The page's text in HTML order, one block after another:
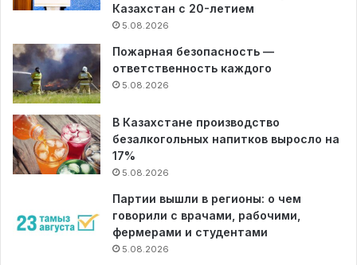
Казахстан с 20-летием
5.08.2026
Пожарная безопасность —
ответственность каждого
5.08.2026
В Казахстане производство
безалкогольных напитков выросло на
17%
5.08.2026
Партии вышли в регионы: о чем
говорили с врачами, рабочими,
фермерами и студентами
5.08.2026